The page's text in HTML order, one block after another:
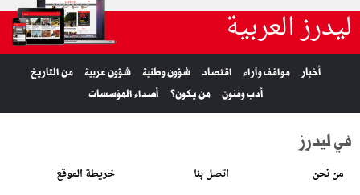
ليدرز العربية
أخبار مواقف وآراء اقتصاد شؤون وطنية شؤون عربية
من التاريخ
أدب وفنون
من يكون؟ أصداء المؤسسات
في ليدرز
من نحن اتصل بنا خريطة الموقع